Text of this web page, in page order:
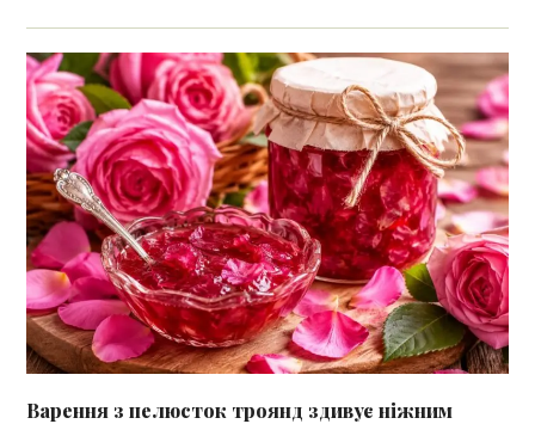
Варення з пелюсток троянд здивує ніжним